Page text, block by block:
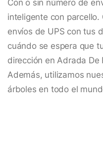
Con o sin número de
inteligente con
envíos de UPS con tus
cuándo se espera que
dirección en Adrada De
Además, utilizamos
árboles en todo el